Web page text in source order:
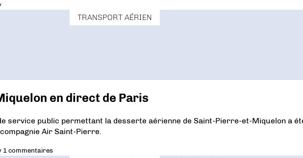
TRANSPORT AÉRIEN
en direct de Paris
service public permettant la desserte aérienne de Saint-Pierre-et-Miquelon a
Air Saint-Pierre.
1 commentaires